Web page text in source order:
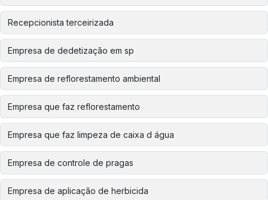
Recepcionista terceirizada
Empresa de dedetização em sp
Empresa de reflorestamento ambiental
Empresa que faz reflorestamento
Empresa que faz limpeza de caixa d água
Empresa de controle de pragas
Empresa de aplicação de herbicida